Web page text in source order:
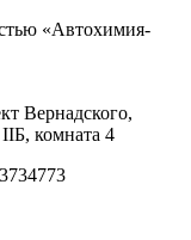
«Автохимия-
Вернадского,
комната 4